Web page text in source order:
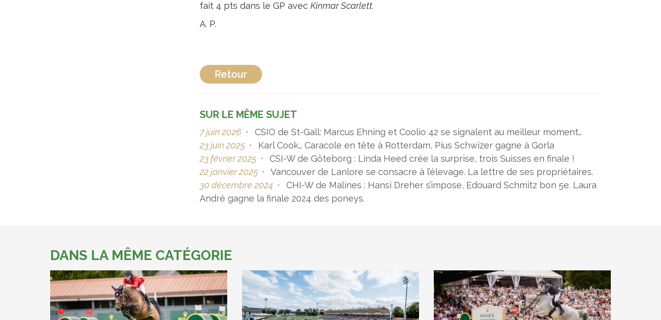
fait 4 pts dans le GP avec Kinmar Scarlett.
A. P.
Retour
SUR LE MÊME SUJET
7 juin 2026 •
CSIO de St-Gall: Marcus Ehning et Coolio 42 se signalent au meilleur moment…
23 juin 2025 •
Karl Cook… Caracole en tête à Rotterdam, Pius Schwizer gagne à Gorla
23 février 2025 •
CSI-W de Göteborg : Linda Heed crée la surprise, trois Suisses en finale !
22 janvier 2025 •
Vancouver de Lanlore se consacre à l’élevage. La lettre de ses propriétaires.
30 décembre 2024 •
CHI-W de Malines : Hansi Dreher s’impose, Edouard Schmitz bon 5e. Laura
André gagne la finale 2024 des poneys.
DANS LA MÊME CATÉGORIE